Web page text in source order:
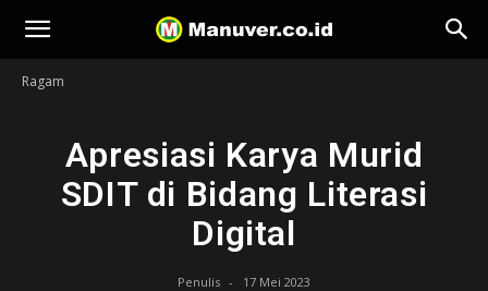
Manuver
Ragam
Apresiasi Karya Murid
SDIT di Bidang Literasi
Digital
Penulis - 17 Mei 2023